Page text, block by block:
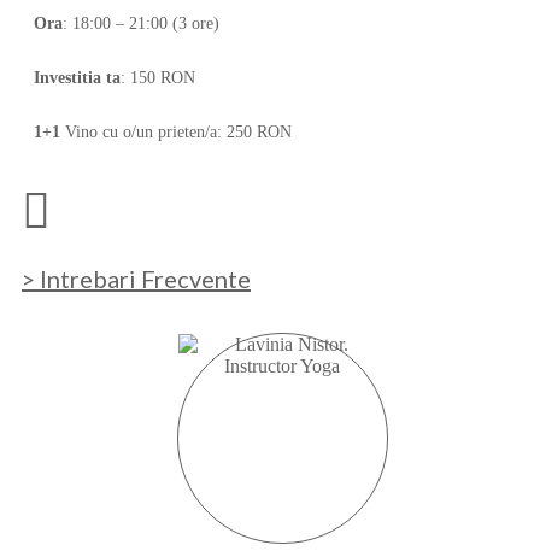
Ora: 18:00 – 21:00 (3 ore)
Investitia ta: 150 RON
1+1 Vino cu o/un prieten/a: 250 RON
> Intrebari Frecvente